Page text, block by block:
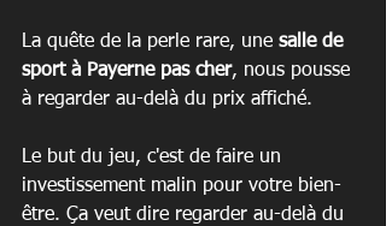
La quête de la perle rare, une salle de
sport à Payerne pas cher, nous pousse
à regarder au-delà du prix affiché.
Le but du jeu, c'est de faire un
investissement malin pour votre bien-
être. Ça veut dire regarder au-delà du